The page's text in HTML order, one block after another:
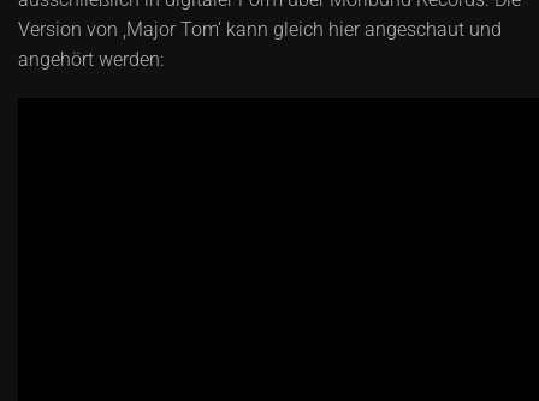
Version von ,Major Tom' kann gleich hier angeschaut und
angehört werden: